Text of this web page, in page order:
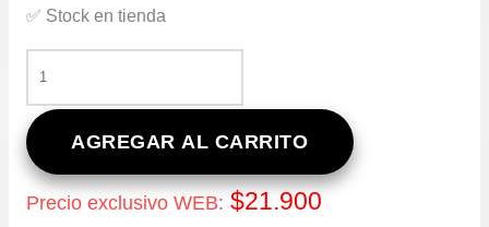
✅ Stock en tienda
DE
FRENO
SUBARU
BAJA
FORESTER
AGREGAR AL CARRITO
Precio exclusivo WEB: $21.900